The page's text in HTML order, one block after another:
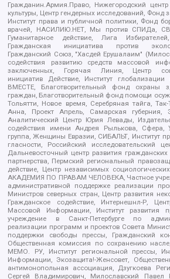
Гражданин.Армия.Право, Нижегородский
культуры, Центр гендерных исследований,
Институт права и публичной политики, Фонд
врачей, НАСИЛИЮ.НЕТ, Мы против СПИДа,
Гуманитарное действие, Лига
Гражданская инициатива против
Гражданский Союз, "Хасдей Ерушалаим"
содействия развитию средств массовой
заключенных, Горячая Линия, Центр
инициатив Действие, Институт
ВМЕСТЕ, Благотворительный фонд охраны
граждан, Благотворительный фонд помощи
Тольятти, Новое время, Серебряная тайга,
Анна, Проект Апрель, Самарская губерния,
Аналитический Центр Юрия Левады,
содействия имени Андрея Рылькова, Сфера,
группа, Женщины Евразии, СИБАЛЬТ, Институт
гласности, Российский исследовательский
Дальневосточный центр развития
партнерства, Пермский региональный
действие, Центр независимых
АКАДЕМИЯ ПО ПРАВАМ ЧЕЛОВЕКА, Частное
административной поддержке реализации
Министров северных стран, Центр развития
Гражданское содействие, Интернешнл-Р,
Массовой Информации, Институт развития
учреждение в Санкт-Петербурге по
реализации программ и проектов Совета
поддержки свободы прессы, Гражданский
Общественная комиссия по сохранению
МЕМО. РУ, Институт региональной прессы,
Информации, Экозащита!-Женсовет,
антимонопольная ассоциация, Дзугкоева
Сергей Владимирович, Милославский